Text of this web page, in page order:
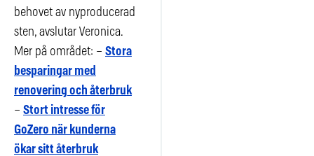
behovet av nyproducerad
sten, avslutar Veronica.
Mer på området: – Stora
besparingar med
renovering och återbruk
– Stort intresse för
GoZero när kunderna
ökar sitt återbruk